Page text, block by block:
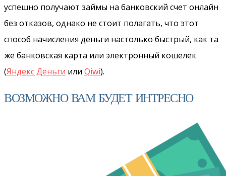
успешно получают займы на банковский счет онлайн
без отказов, однако не стоит полагать, что этот
способ начисления деньги настолько быстрый, как та
же банковская карта или электронный кошелек
(Яндекс Деньги или Qiwi).
ВОЗМОЖНО ВАМ БУДЕТ ИНТРЕСНО